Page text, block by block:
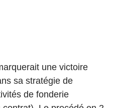
une victoire
sa stratégie de
de fonderie